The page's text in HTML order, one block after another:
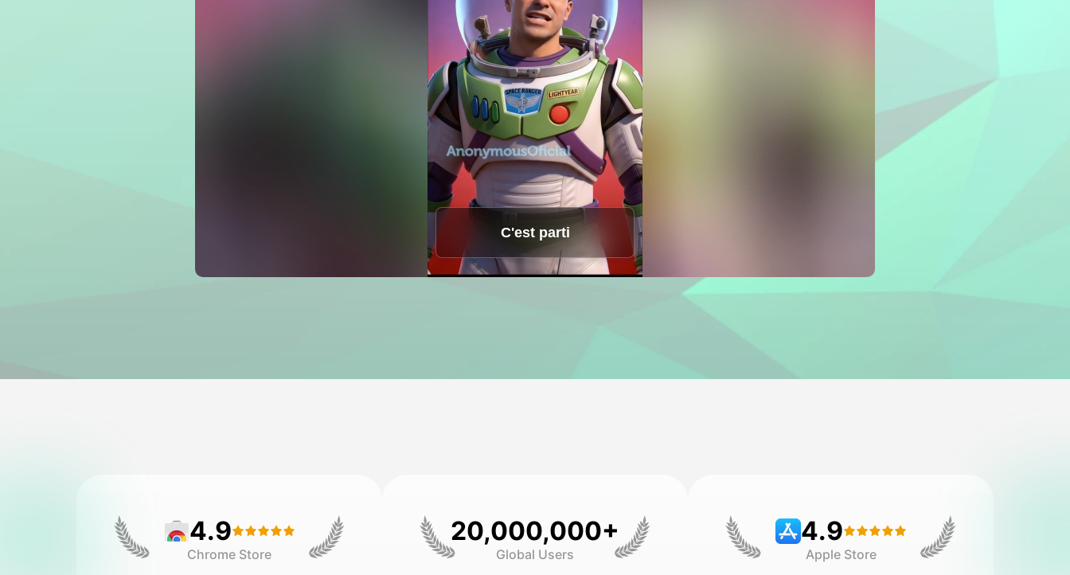
Suppresseur de fond New
New
Traducteur vidéo
Son IA
Vidéo à vie
Traduction vidéo IA
Traducteur vidéo
Échange de visages
Amplificateur vidéo
Changeur de son AI New
C'est parti
4.9
Chrome Store
20,000,000+
Global Users
4.9
Apple Store